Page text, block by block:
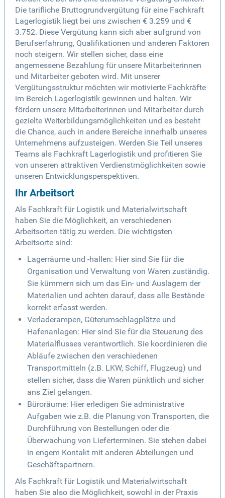
Die tarifliche Bruttogrundvergütung für eine Fachkraft
Lagerlogistik liegt bei uns zwischen € 3.259 und €
3.752. Diese Vergütung kann sich aber aufgrund von
Berufserfahrung, Qualifikationen und anderen Faktoren
noch steigern. Wir stellen sicher, dass eine
angemessene Bezahlung für unsere Mitarbeiterinnen
und Mitarbeiter geboten wird. Mit unserer
Vergütungsstruktur möchten wir motivierte Fachkräfte
im Bereich Lagerlogistik gewinnen und halten. Wir
fördern unsere Mitarbeiterinnen und Mitarbeiter durch
gezielte Weiterbildungsmöglichkeiten und es besteht
die Chance, auch in andere Bereiche innerhalb unseres
Unternehmens aufzusteigen. Werden Sie Teil unseres
Teams als Fachkraft Lagerlogistik und profitieren Sie
von unseren attraktiven Verdienstmöglichkeiten sowie
unseren Entwicklungsperspektiven.
Ihr Arbeitsort
Als Fachkraft für Logistik und Materialwirtschaft
haben Sie die Möglichkeit, an verschiedenen
Arbeitsorten tätig zu werden. Die wichtigsten
Arbeitsorte sind:
Lagerräume und -hallen: Hier sind Sie für die
Organisation und Verwaltung von Waren zuständig.
Sie kümmern sich um das Ein- und Auslagern der
Materialien und achten darauf, dass alle Bestände
korrekt erfasst werden.
Verladerampen, Güterumschlagplätze und
Hafenanlagen: Hier sind Sie für die Steuerung des
Materialflusses verantwortlich. Sie koordinieren die
Abläufe zwischen den verschiedenen
Transportmitteln (z.B. LKW, Schiff, Flugzeug) und
stellen sicher, dass die Waren pünktlich und sicher
ans Ziel gelangen.
Büroräume: Hier erledigen Sie administrative
Aufgaben wie z.B. die Planung von Transporten, die
Durchführung von Bestellungen oder die
Überwachung von Lieferterminen. Sie stehen dabei
in engem Kontakt mit anderen Abteilungen und
Geschäftspartnern.
Als Fachkraft für Logistik und Materialwirtschaft
haben Sie also die Möglichkeit, sowohl in der Praxis